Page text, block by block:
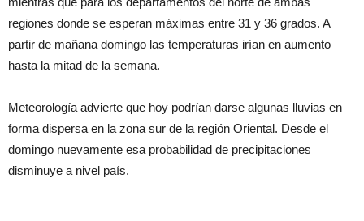
regiones donde se esperan máximas entre 31 y 36 grados. A
partir de mañana domingo las temperaturas irían en aumento
hasta la mitad de la semana.
Meteorología advierte que hoy podrían darse algunas lluvias en
forma dispersa en la zona sur de la región Oriental. Desde el
domingo nuevamente esa probabilidad de precipitaciones
disminuye a nivel país.